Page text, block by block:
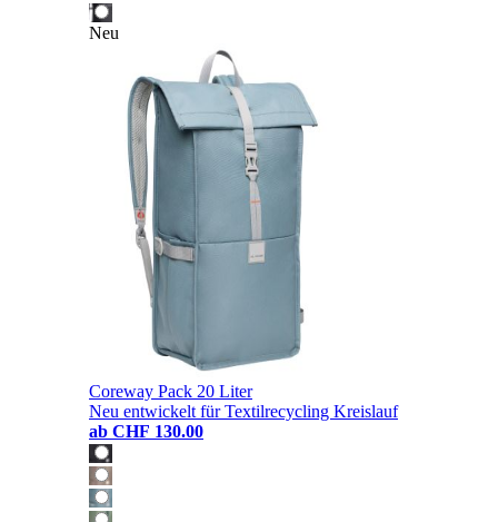
Neu
Coreway Pack 20 Liter
Neu entwickelt für Textilrecycling Kreislauf
ab CHF 130.00